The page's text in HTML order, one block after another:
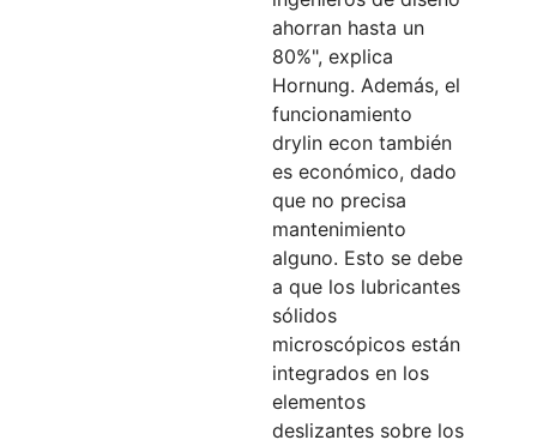
ahorran hasta un
80%", explica
Hornung. Además, el
funcionamiento
drylin econ también
es económico, dado
que no precisa
mantenimiento
alguno. Esto se debe
a que los lubricantes
sólidos
microscópicos están
integrados en los
elementos
deslizantes sobre los